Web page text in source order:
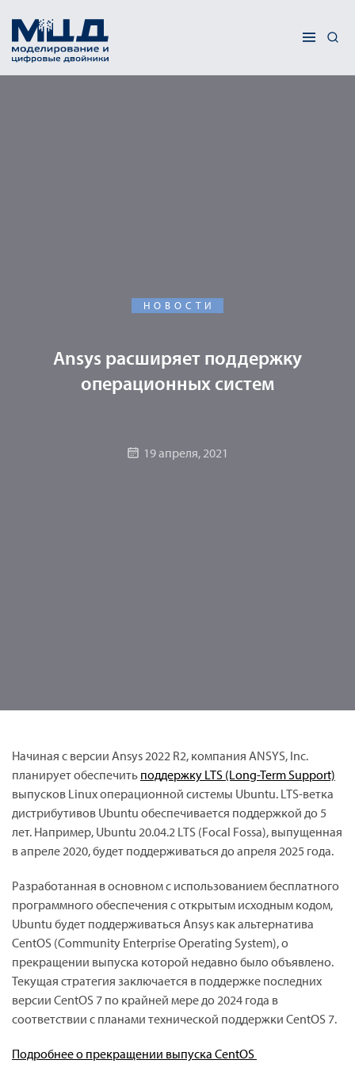
НОВОСТИ
Ansys расширяет поддержку
операционных систем
19 апреля, 2021
Начиная с версии Ansys 2022 R2, компания ANSYS, Inc.
планирует обеспечить поддержку LTS (Long-Term Support)
выпусков Linux операционной системы Ubuntu. LTS-ветка
дистрибутивов Ubuntu обеспечивается поддержкой до 5
лет. Например, Ubuntu 20.04.2 LTS (Focal Fossa), выпущенная
в апреле 2020, будет поддерживаться до апреля 2025 года.
Разработанная в основном с использованием бесплатного
программного обеспечения с открытым исходным кодом,
Ubuntu будет поддерживаться Ansys как альтернатива
CentOS (Community Enterprise Operating System), о
прекращении выпуска которой недавно было объявлено.
Текущая стратегия заключается в поддержке последних
версии CentOS 7 по крайней мере до 2024 года в
соответствии с планами технической поддержки CentOS 7.
Подробнее о прекращении выпуска CentOS